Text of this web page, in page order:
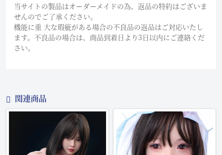
当サイトの製品はオーダーメイドの為、返品の特約はございま
せんのでご了承ください。
機能に重 大な瑕疵がある場合の不良品の返品はご対応いたし
ます。不良品の場合は、商品到着日より3日以内にご連絡くだ
さい。
関連商品